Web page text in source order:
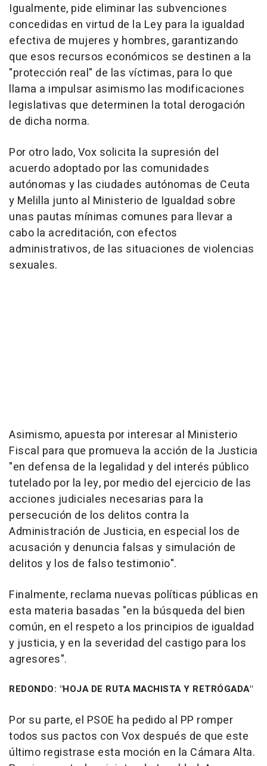
Igualmente, pide eliminar las subvenciones
concedidas en virtud de la Ley para la igualdad
efectiva de mujeres y hombres, garantizando
que esos recursos económicos se destinen a la
"protección real" de las víctimas, para lo que
llama a impulsar asimismo las modificaciones
legislativas que determinen la total derogación
de dicha norma.
Por otro lado, Vox solicita la supresión del
acuerdo adoptado por las comunidades
autónomas y las ciudades autónomas de Ceuta
y Melilla junto al Ministerio de Igualdad sobre
unas pautas mínimas comunes para llevar a
cabo la acreditación, con efectos
administrativos, de las situaciones de violencias
sexuales.
Asimismo, apuesta por interesar al Ministerio
Fiscal para que promueva la acción de la Justicia
"en defensa de la legalidad y del interés público
tutelado por la ley, por medio del ejercicio de las
acciones judiciales necesarias para la
persecución de los delitos contra la
Administración de Justicia, en especial los de
acusación y denuncia falsas y simulación de
delitos y los de falso testimonio".
Finalmente, reclama nuevas políticas públicas en
esta materia basadas "en la búsqueda del bien
común, en el respeto a los principios de igualdad
y justicia, y en la severidad del castigo para los
agresores".
REDONDO: "HOJA DE RUTA MACHISTA Y RETRÓGADA"
Por su parte, el PSOE ha pedido al PP romper
todos sus pactos con Vox después de que este
último registrase esta moción en la Cámara Alta.